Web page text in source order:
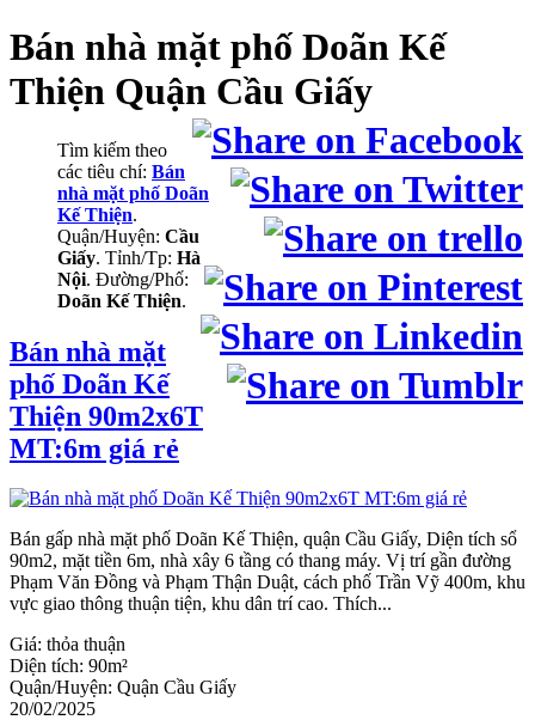
Bán nhà mặt phố Doãn Kế
Thiện Quận Cầu Giấy
Tìm kiếm theo
các tiêu chí: Bán
nhà mặt phố Doãn
Kế Thiện.
Quận/Huyện: Cầu
Giấy. Tỉnh/Tp: Hà
Nội. Đường/Phố:
Doãn Kế Thiện.
Bán nhà mặt
phố Doãn Kế
Thiện 90m2x6T
MT:6m giá rẻ
Bán gấp nhà mặt phố Doãn Kế Thiện, quận Cầu Giấy, Diện tích sổ
90m2, mặt tiền 6m, nhà xây 6 tầng có thang máy. Vị trí gần đường
Phạm Văn Đồng và Phạm Thận Duật, cách phố Trần Vỹ 400m, khu
vực giao thông thuận tiện, khu dân trí cao. Thích...
Giá: thỏa thuận
Diện tích: 90m²
Quận/Huyện: Quận Cầu Giấy
20/02/2025